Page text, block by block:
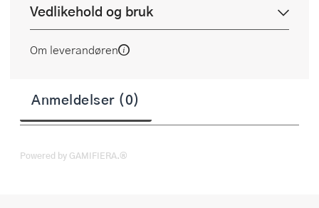
Vedlikehold og bruk
Om leverandøren
Anmeldelser (0)
Powered by GAMIFIERA.®